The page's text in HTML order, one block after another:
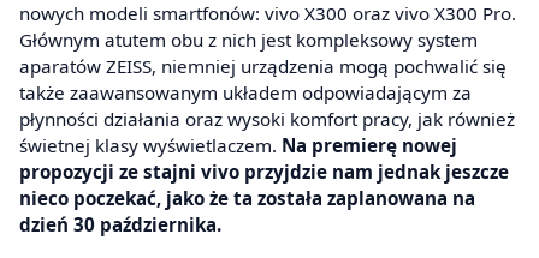
nowych modeli smartfonów: vivo X300 oraz vivo X300 Pro.
Głównym atutem obu z nich jest kompleksowy system
aparatów ZEISS, niemniej urządzenia mogą pochwalić się
także zaawansowanym układem odpowiadającym za
płynności działania oraz wysoki komfort pracy, jak również
świetnej klasy wyświetlaczem. Na premierę nowej
propozycji ze stajni vivo przyjdzie nam jednak jeszcze
nieco poczekać, jako że ta została zaplanowana na
dzień 30 października.